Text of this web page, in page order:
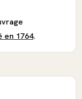
en 1764.